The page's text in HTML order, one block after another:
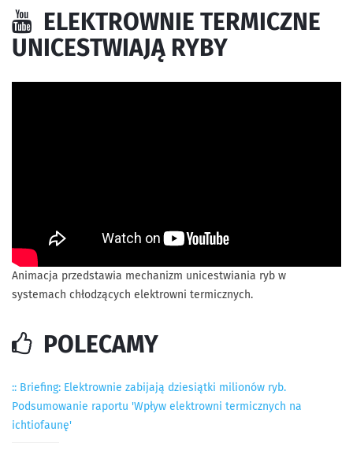
ELEKTROWNIE TERMICZNE
UNICESTWIAJĄ RYBY
Animacja przedstawia mechanizm unicestwiania ryb w
systemach chłodzących elektrowni termicznych.
POLECAMY
:: Briefing: Elektrownie zabijają dziesiątki milionów ryb.
Podsumowanie raportu 'Wpływ elektrowni termicznych na
ichtiofaunę'